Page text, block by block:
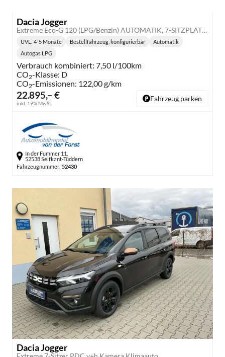
Dacia Jogger
Extreme Eco-G 120 (LPG/Benzin) AUTOMATIK, 7-SITZPLÄTZE, 3J Garantie, 16" Alu, Klimaautomatik, HandsFree, Toter-Winkel-Warner, Parksensoren vorn/hinten, Rückfahrkamera, Abgedunkelte Scheiben, Lederlenkrad, NSW, Armlehne, Media Display 10, Tempomat
22.895,– €
inkl. 19% MwSt.
Lieferzeit:
UVL : 4-5 Monate Bestellfahrzeug, konfigurierbar
Getriebe:
Automatik
Kraftstoff:
Autogas LPG
Verbrauch kombiniert: 7,50 l/100km
CO2-Klasse: D
CO2-Emissionen: 122,00 g/km
Fahrzeug parken
In der Fummer 11,
52538 Selfkant-Tüddern
Fahrzeugnummer: 52430
Dacia Jogger